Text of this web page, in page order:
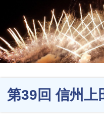
第39回 信州上